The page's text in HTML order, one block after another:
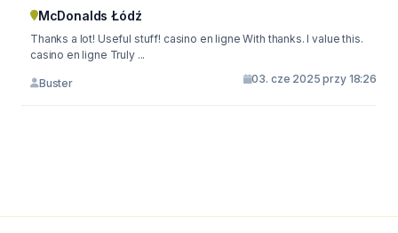
McDonalds Łódź
Thanks a lot! Useful stuff! casino en ligne With thanks. I value this.
casino en ligne Truly ...
Buster 03. cze 2025 przy 18:26